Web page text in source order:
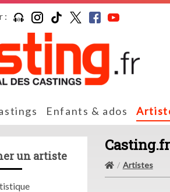
:
Enfants & ados
un artiste
Artistes